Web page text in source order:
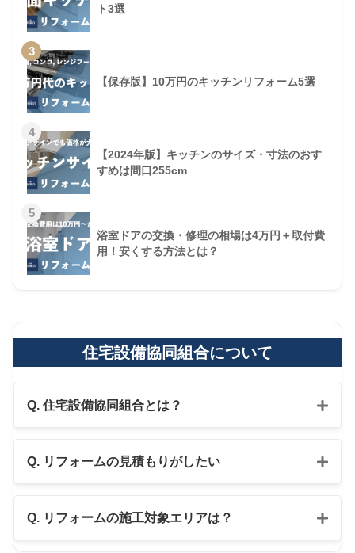
ト3選
3
【保存版】10万円のキッチンリフォーム5選
4
【2024年版】キッチンのサイズ・寸法のおす
すめは間口255cm
5
浴室ドアの交換・修理の相場は4万円＋取付費
用！安くする方法とは？
住宅設備協同組合について
Q. 住宅設備協同組合とは？
Q. リフォームの見積もりがしたい
Q. リフォームの施工対象エリアは？